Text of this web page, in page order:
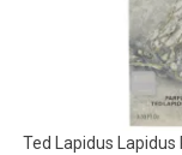
Ted Lapidus